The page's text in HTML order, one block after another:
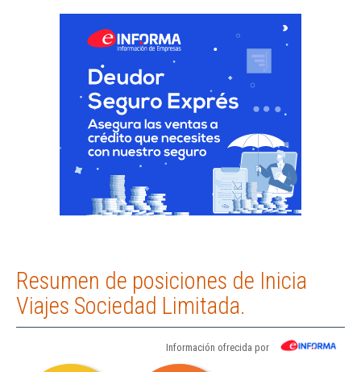
Resumen de posiciones de Inicia
Viajes Sociedad Limitada.
Información ofrecida por